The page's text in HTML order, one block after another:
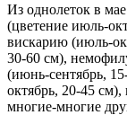
Из однолеток в
(цветение июль-
вискарию (июль-
30-60 см),
(июнь-сентябрь,
октябрь, 20-45
многие-многие